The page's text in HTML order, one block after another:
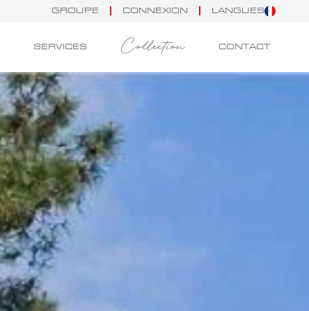
GROUPE CONNEXION LANGUES
SERVICES Collection CONTACT